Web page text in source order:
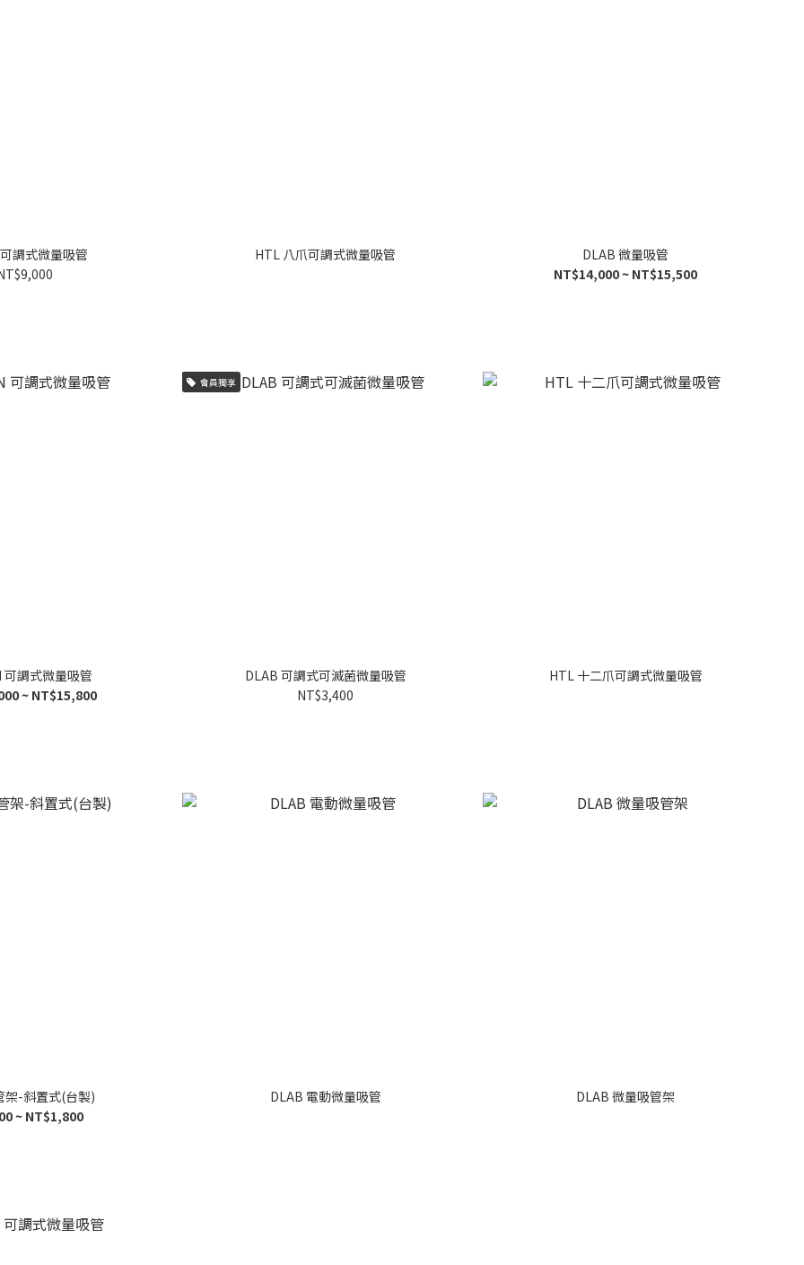
調式微量吸管
HTL 八爪可調式微量吸管
DLAB 微量吸管
NT$14,000 ~ NT$15,500
可調式微量吸管
~ NT$15,800
會員獨享
DLAB 可調式可滅菌微量吸管
NT$3,400
HTL 十二爪可調式微量吸管
架-斜置式(台製)
~ NT$1,800
DLAB 電動微量吸管 DLAB 微量吸管架